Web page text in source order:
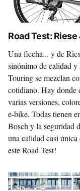
Road Test:
Una flecha... y de
sinónimo de calidad y
Touring se mezclan
cotidiano. Hay donde
varias versiones,
e-bike. Todas tienen
Bosch y la seguridad
una calidad casi
este Road Test!